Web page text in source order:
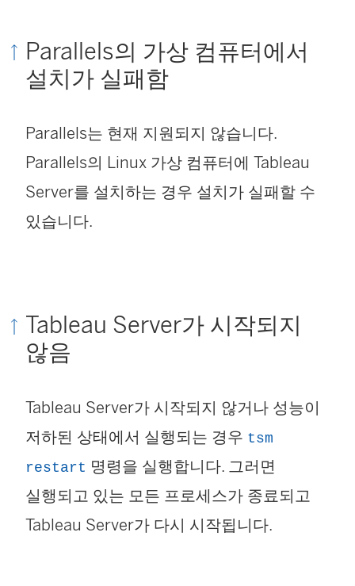
Parallels의 가상 컴퓨터에서
설치가 실패함
Parallels는 현재 지원되지 않습니다.
Parallels의 Linux 가상 컴퓨터에 Tableau
Server를 설치하는 경우 설치가 실패할 수
있습니다.
Tableau Server가 시작되지
않음
Tableau Server가 시작되지 않거나 성능이
저하된 상태에서 실행되는 경우 tsm
restart 명령을 실행합니다. 그러면
실행되고 있는 모든 프로세스가 종료되고
Tableau Server가 다시 시작됩니다.